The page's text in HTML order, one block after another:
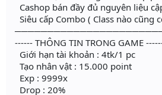
Cashop bán đầy đủ nguyên liệu
Siêu cấp Combo ( Class nào cũng
------ THÔNG TIN TRONG GAME
Giới hạn tài khoản : 4tk/1 pc
Tạo nhân vật : 15.000 point
Exp : 9999x
Drop : 20%